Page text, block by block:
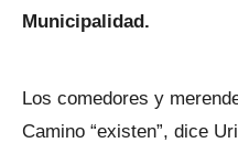
Municipalidad.
Los comedores y
Camino “existen”, dice